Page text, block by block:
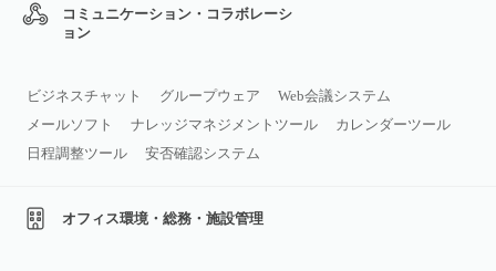
コミュニケーション・コラボレーシ
ョン
ビジネスチャット グループウェア
Web会議システム
メールソフト
ナレッジマネジメントツール
カレンダーツール
日程調整ツール
安否確認システム
オフィス環境・総務・施設管理